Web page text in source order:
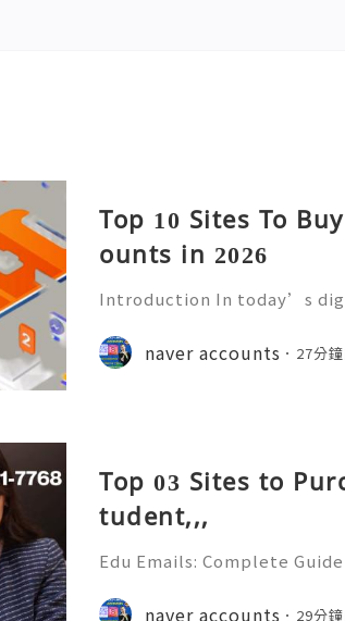
Top 10 Sites To
ounts in 2026
Introduction In today’s
Educational institutions
d email accounts to stude
naver accounts 27分
Top 03 Sites to
tudent,,,
Edu Emails: Complete
& Reliable 24/7 Customer
naver accounts 29分